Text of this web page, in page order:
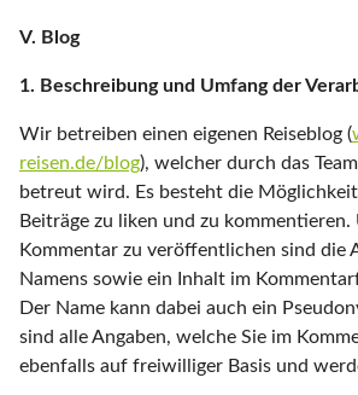
V. Blog
1. Beschreibung und Umfang der
Wir betreiben einen eigenen Reiseblog (
reisen.de/blog), welcher durch das
betreut wird. Es besteht die
Beiträge zu liken und zu kommentieren.
Kommentar zu veröffentlichen sind die
Namens sowie ein Inhalt im
Der Name kann dabei auch ein
sind alle Angaben, welche Sie im
ebenfalls auf freiwilliger Basis und